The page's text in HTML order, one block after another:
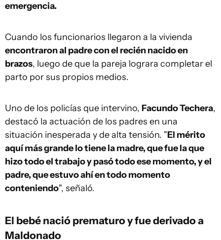
emergencia.
Cuando los funcionarios llegaron a la vivienda
encontraron al padre con el recién nacido en
brazos, luego de que la pareja lograra completar el
parto por sus propios medios.
Uno de los policías que intervino, Facundo Techera,
destacó la actuación de los padres en una
situación inesperada y de alta tensión. "El mérito
aquí más grande lo tiene la madre, que fue la que
hizo todo el trabajo y pasó todo ese momento, y el
padre, que estuvo ahí en todo momento
conteniendo", señaló.
El bebé nació prematuro y fue derivado a
Maldonado